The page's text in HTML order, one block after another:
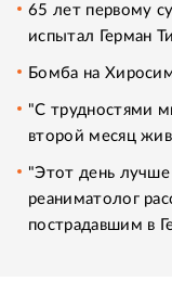
65 лет первому
испытал Герман
Бомба на
"С трудностями
второй месяц
"Этот день лучше
реаниматолог
пострадавшим в